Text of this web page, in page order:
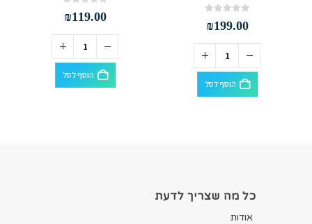
₪199.00
הוסף לסל
₪119.00
הוסף לסל
כל מה שצריך לדעת
אודות